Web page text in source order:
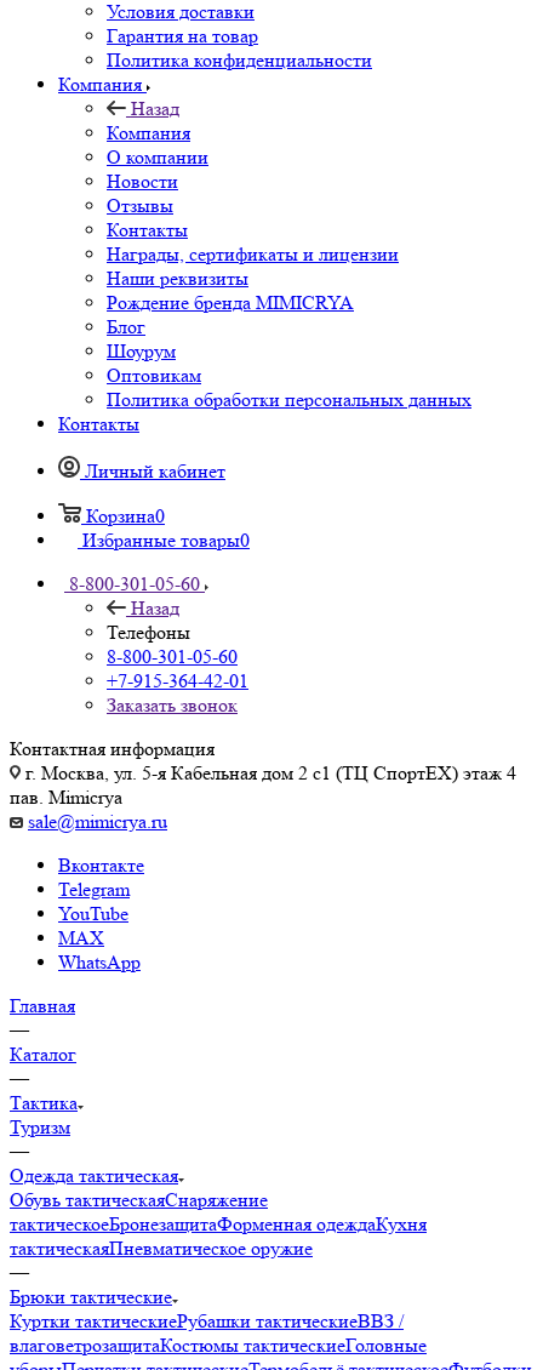
Условия доставки
Гарантия на товар
Политика конфиденциальности
Компания
Назад
Компания
О компании
Новости
Отзывы
Контакты
Награды, сертификаты и лицензии
Наши реквизиты
Рождение бренда MIMICRYA
Блог
Шоурум
Оптовикам
Политика обработки персональных данных
Контакты
Личный кабинет
Корзина0
Избранные товары0
8-800-301-05-60
Назад
Телефоны
8-800-301-05-60
+7-915-364-42-01
Заказать звонок
Контактная информация
г. Москва, ул. 5-я Кабельная дом 2 с1 (ТЦ СпортEX) этаж 4
пав. Mimicrya
sale@mimicrya.ru
Вконтакте
Telegram
YouTube
MAX
WhatsApp
Главная
—
Каталог
—
Тактика
Туризм
—
Одежда тактическая
Обувь тактическаяСнаряжение
тактическоеБронезащитаФорменная одеждаКухня
тактическаяПневматическое оружие
—
Брюки тактические
Куртки тактическиеРубашки тактическиеВВЗ /
влаговетрозащитаКостюмы тактическиеГоловные